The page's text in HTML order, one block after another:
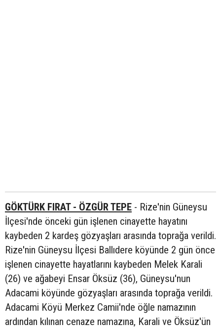
GÖKTÜRK FIRAT - ÖZGÜR TEPE - Rize'nin Güneysu
İlçesi'nde önceki gün işlenen cinayette hayatını
kaybeden 2 kardeş gözyaşları arasında toprağa verildi.
Rize'nin Güneysu İlçesi Ballıdere köyünde 2 gün önce
işlenen cinayette hayatlarını kaybeden Melek Karali
(26) ve ağabeyi Ensar Öksüz (36), Güneysu'nun
Adacami köyünde gözyaşları arasında toprağa verildi.
Adacami Köyü Merkez Camii'nde öğle namazının
ardından kılınan cenaze namazına, Karali ve Öksüz'ün